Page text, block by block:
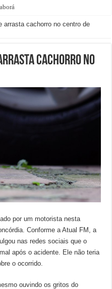
arrasta cachorro no centro de
cachorro no
por um motorista nesta
Conforme a Atual FM, a
nas redes sociais que o
após o acidente. Ele não teria
o ocorrido.
ouvindo os gritos do